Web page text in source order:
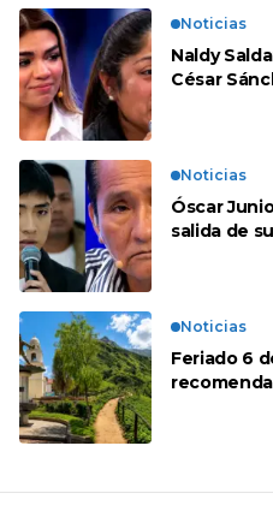
Noticias
Naldy
César
Noticias
Óscar
salida de
Noticias
Feriado 6